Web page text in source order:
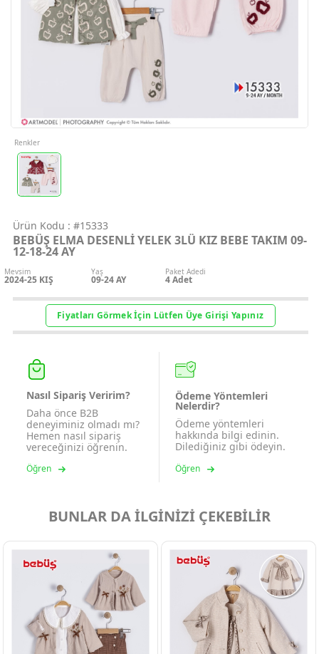
Geri Bildirim
Destek &
Şifremi
Giriş Yap
Ürün Kodu : #15333
BEBÜŞ ELMA DESENLİ YELEK 3LÜ KIZ BEBE TAKIM 09-
12-18-24 AY
Mevsim
2024-25 KIŞ
Yaş
09-24 AY
Paket Adedi
4Adet
Renkler
Fiyatları Görmek İçin Lütfen Üye Girişi Yapınız
Nasıl Sipariş Veririm?
Daha önce B2B
deneyiminiz olmadı mı?
Hemen nasıl sipariş
vereceğinizi öğrenin.
Öğren
Ödeme Yöntemleri
Nelerdir?
Ödeme yöntemleri
hakkında bilgi edinin.
Dilediğiniz gibi ödeyin.
Öğren
BUNLAR DA İLGİNİZİ ÇEKEBİLİR